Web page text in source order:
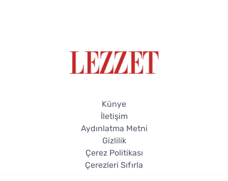
Künye
İletişim
Aydınlatma Metni
Gizlilik
Çerez Politikası
Çerezleri Sıfırla